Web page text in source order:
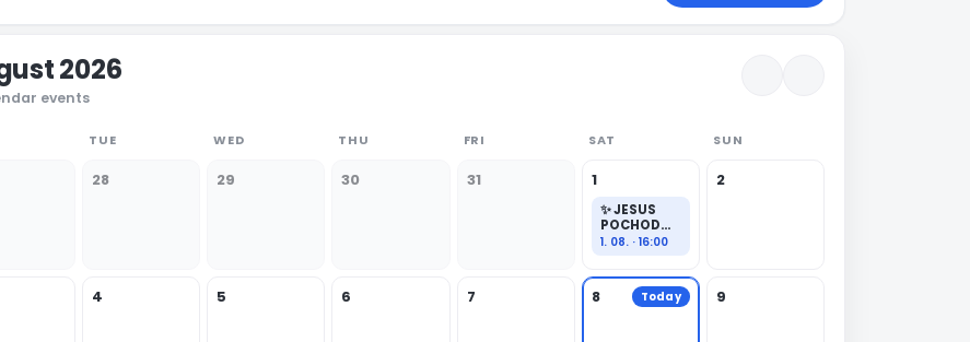
2026
events
TUE WED THU FRI SAT SUN
28 29 30 31 1
✨ JESUS
POCHOD
PRAHA
1. 08. · 16:00
2
4 5 6 7 8 Today 9